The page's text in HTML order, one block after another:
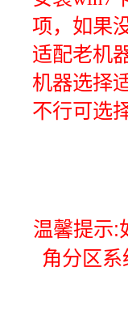
项，如果
适配老机
机器选择
不行可选
温馨提示:
角分区